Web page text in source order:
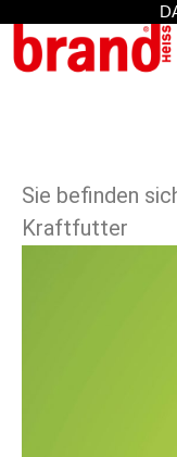
Sie befinden
Kraftfutter